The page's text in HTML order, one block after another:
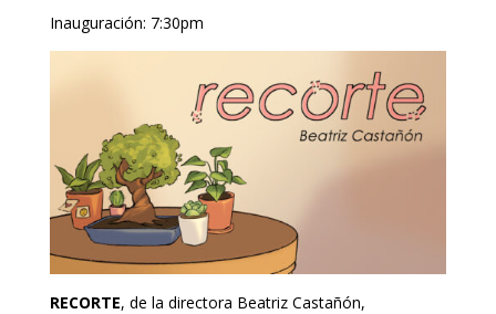
Inauguración: 7:30pm
RECORTE, de la directora Beatriz Castañón,